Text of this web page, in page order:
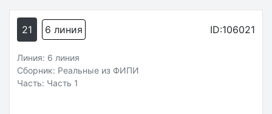
21 6 линия ID:106021
Линия: 6 линия
Сборник: Реальные из ФИПИ
Часть: Часть 1